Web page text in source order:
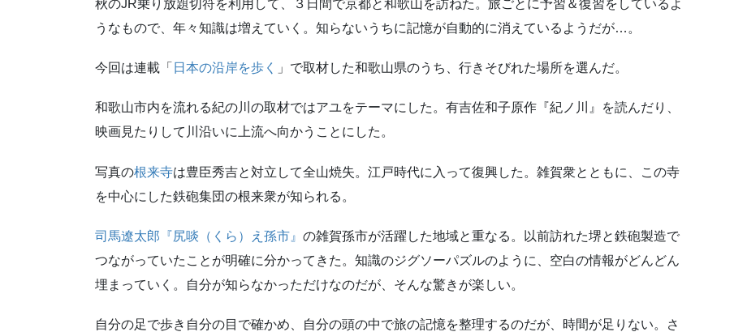
秋のJR乗り放題切符を利用して、３日間で京都と和歌山を訪ねた。旅ごとに予習＆復習をしているよ
うなもので、年々知識は増えていく。知らないうちに記憶が自動的に消えているようだが…。
今回は連載「 日本の沿岸を歩く 」で取材した和歌山県のうち、行きそびれた場所を選んだ。
和歌山市内を流れる紀の川の取材ではアユをテーマにした。有吉佐和子原作『紀ノ川』を読んだり、
映画見たりして川沿いに上流へ向かうことにした。
写真の根来寺は豊臣秀吉と対立して全山焼失。江戸時代に入って復興した。雑賀衆とともに、この寺
を中心にした鉄砲集団の根来衆が知られる。
司馬遼太郎『尻啖（くら）え孫市』 の雑賀孫市が活躍した地域と重なる。以前訪れた堺と鉄砲製造で
つながっていたことが明確に分かってきた。知識のジグソーパズルのように、空白の情報がどんどん
埋まっていく。自分が知らなかっただけなのだが、そんな驚きが楽しい。
自分の足で歩き自分の目で確かめ、自分の頭の中で旅の記憶を整理するのだが、時間が足りない。さ